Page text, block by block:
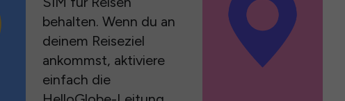
behalten. Wenn du an
deinem Reiseziel
ankommst, aktiviere
einfach die